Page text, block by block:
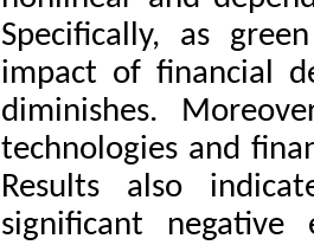
Specifically, as
impact of financial
diminishes.
technologies and
Results also
significant